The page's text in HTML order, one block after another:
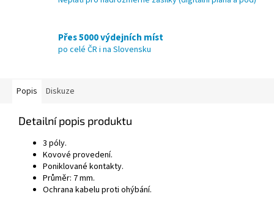
Přes 5000 výdejních míst
po celé ČR i na Slovensku
Popis Diskuze
Detailní popis produktu
3 póly.
Kovové provedení.
Poniklované kontakty.
Průměr: 7 mm.
Ochrana kabelu proti ohýbání.